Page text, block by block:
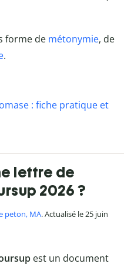
forme de métonymie, de
.
: fiche pratique et
lettre de
2026 ?
peton, MA. Actualisé le 25 juin
est un document